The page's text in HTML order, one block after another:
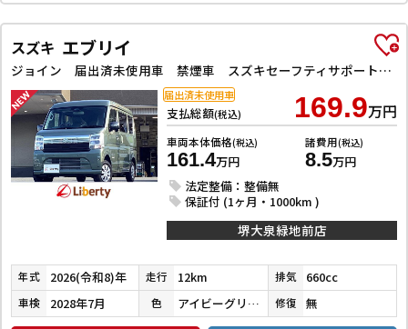
スズキ エブリイ
ジョイン 届出済未使用車 禁煙車 スズキセーフティサポート LEDヘッドライト 両側スライドドア スマートキー プッシュスタート 障害物センサー 運転席シートヒーター 電動格納ミラー
支払総額(税込) 169.9万円
車両本体価格(税込)
161.4万円
諸費用(税込)
8.5万円
法定整備：整備無
保証付 (1ヶ月・1000km )
届出済未使用車
堺大泉緑地前店
年式 2026(令和8)年 走行 12km 排気 660cc
車検 2028年7月 色 アイビーグリーンメタリック 修復 無